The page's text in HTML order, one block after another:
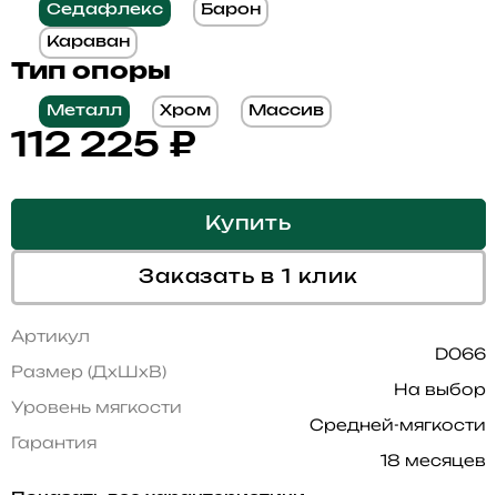
Седафлекс Барон
Караван
Тип опоры
Металл Хром Массив
112 225 ₽
Купить
Заказать в 1 клик
Артикул
D066
Размер (ДхШхВ)
На выбор
Уровень мягкости
Средней-мягкости
Гарантия
18 месяцев